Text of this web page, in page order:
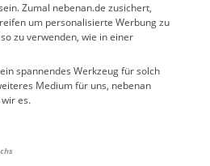
Zumal nebenan.de zusichert,
um personalisierte Werbung zu
zu verwenden, wie in einer
spannendes Werkzeug für solch
Medium für uns, nebenan
es.